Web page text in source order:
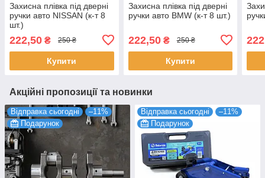
Захисна плівка під дверні
ручки авто NISSAN (к-т 8
шт.)
222,50 ₴ 250 ₴
Купити
Захисна плівка під дверні
ручки авто BMW (к-т 8 шт.)
222,50₴ 250 ₴
Купити
Акційні пропозиції та новинки
Відправка сьогодні
–11%
Подарунок
Відправка сьогодні
–11%
Подарунок